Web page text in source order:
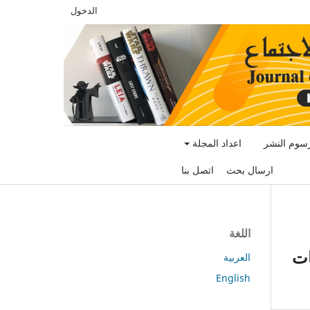
النشر اعداد المجلة
ارسال بحث اتصل بنا
الدخول
اللغة
العربية
English